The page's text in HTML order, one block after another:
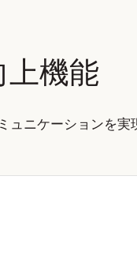
上機能
ニケーションを実